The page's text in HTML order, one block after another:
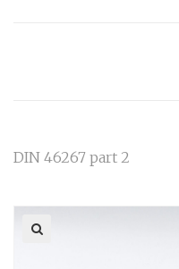
DIN 46267 part 2